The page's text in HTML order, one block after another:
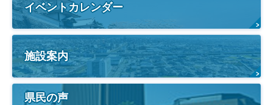
イベントカレンダー
施設案内
県民の声